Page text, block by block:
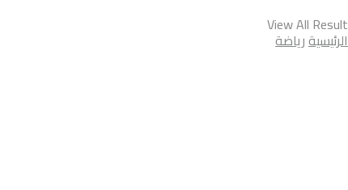
View All Result
الرئيسيةرياضة